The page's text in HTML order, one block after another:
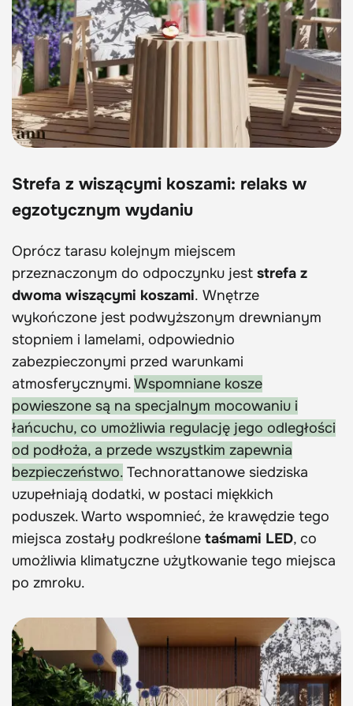
Strefa z wiszącymi koszami: relaks w
egzotycznym wydaniu
Oprócz tarasu kolejnym miejscem
przeznaczonym do odpoczynku jest strefa z
dwoma wiszącymi koszami. Wnętrze
wykończone jest podwyższonym drewnianym
stopniem i lamelami, odpowiednio
zabezpieczonymi przed warunkami
atmosferycznymi.Wspomniane kosze
powieszone są na specjalnym mocowaniu i
łańcuchu, co umożliwia regulację jego odległości
od podłoża, a przede wszystkim zapewnia
bezpieczeństwo. Technorattanowe siedziska
uzupełniają dodatki, w postaci miękkich
poduszek. Warto wspomnieć, że krawędzie tego
miejsca zostały podkreślone taśmami LED, co
umożliwia klimatyczne użytkowanie tego miejsca
po zmroku.